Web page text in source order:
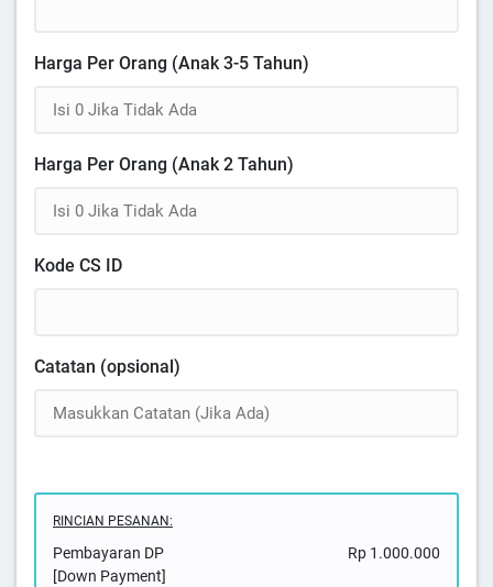
Harga Per Orang (Anak 3-5 Tahun)
Harga Per Orang (Anak 2 Tahun)
Kode CS ID
Catatan (opsional)
RINCIAN PESANAN:
Pembayaran DP
[Down Payment]
Rp 1.000.000